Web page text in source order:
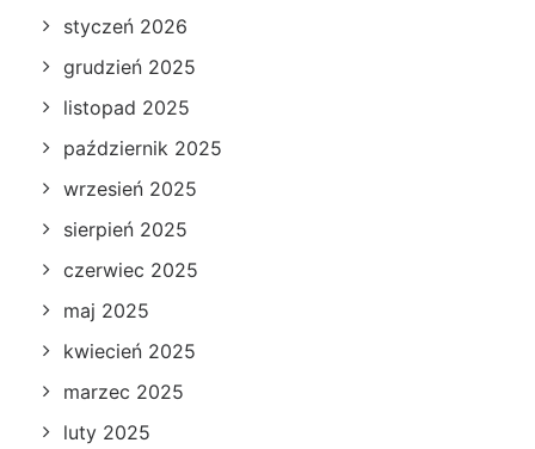
styczeń 2026
grudzień 2025
listopad 2025
październik 2025
wrzesień 2025
sierpień 2025
czerwiec 2025
maj 2025
kwiecień 2025
marzec 2025
luty 2025